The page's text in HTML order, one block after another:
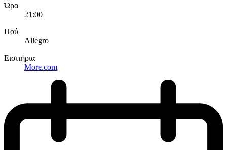
Ώρα
21:00
Πού
Allegro
Εισιτήρια
More.com